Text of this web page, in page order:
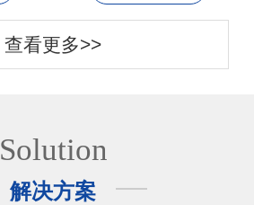
查看更多>>
Solution
解决方案